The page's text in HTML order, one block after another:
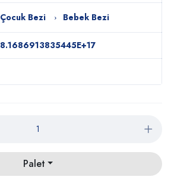
Çocuk Bezi Bebek Bezi
8.1686913835445E+17
Palet